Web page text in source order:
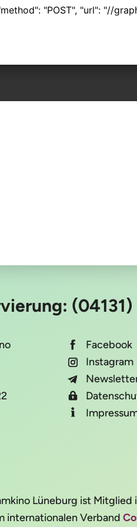
Facebook
Instagram
Lüneburg ist Mitglied
internationalen Verband